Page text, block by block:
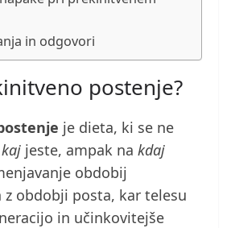
in odgovori
postenje?
je dieta, ki se ne
kaj jeste, ampak na kdaj
obdobij
z obdobji posta, kar telesu
in učinkovitejše